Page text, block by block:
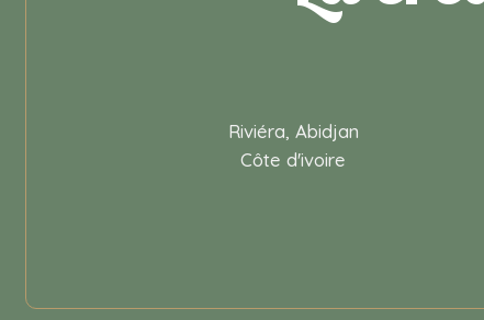
Riviéra, Abidjan
Côte d'ivoire